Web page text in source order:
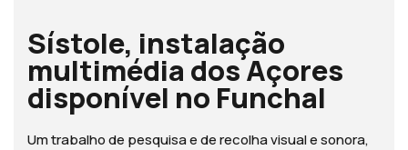
Sístole, instalação
multimédia dos Açores
disponível no Funchal
Um trabalho de pesquisa e de recolha visual e sonora,